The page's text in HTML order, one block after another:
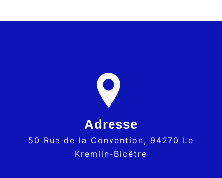
Adresse
50 Rue de la Convention, 94270 Le
Kremlin-Bicêtre